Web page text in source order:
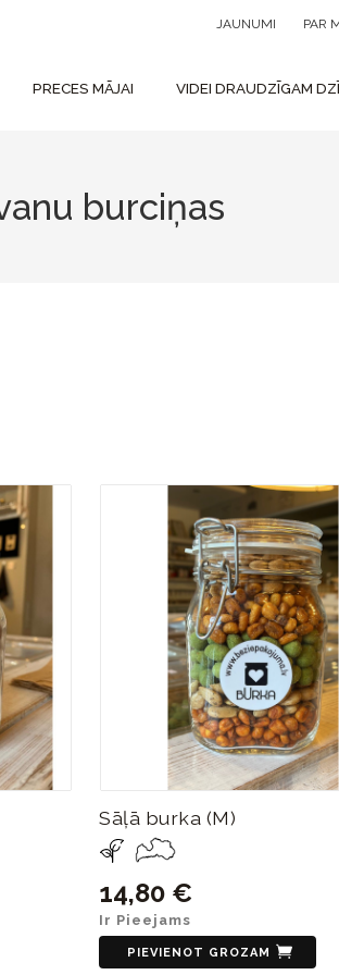
JAUNUMI PAR
PRECES MĀJAI VIDEI DRAUDZĪGAM
burciņas
Sāļā burka (M)
14,80 €
Ir Pieejams
PIEVIENOT GROZAM